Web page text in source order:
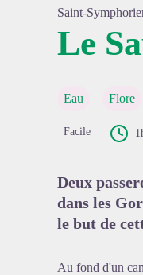
Saint-
Le
Eau Flore
Facile
Deux
dans les
le but de
Au fond d'un